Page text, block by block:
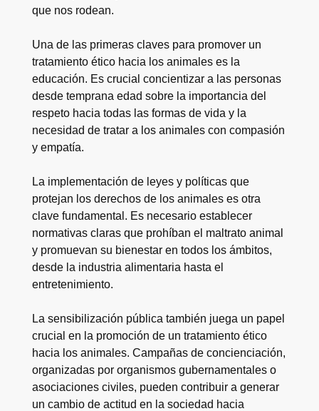
que nos rodean.
Una de las primeras claves para promover un
tratamiento ético hacia los animales es la
educación. Es crucial concientizar a las personas
desde temprana edad sobre la importancia del
respeto hacia todas las formas de vida y la
necesidad de tratar a los animales con compasión
y empatía.
La implementación de leyes y políticas que
protejan los derechos de los animales es otra
clave fundamental. Es necesario establecer
normativas claras que prohíban el maltrato animal
y promuevan su bienestar en todos los ámbitos,
desde la industria alimentaria hasta el
entretenimiento.
La sensibilización pública también juega un papel
crucial en la promoción de un tratamiento ético
hacia los animales. Campañas de concienciación,
organizadas por organismos gubernamentales o
asociaciones civiles, pueden contribuir a generar
un cambio de actitud en la sociedad hacia